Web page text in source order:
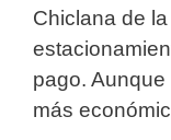
Chiclana de
pago.
más